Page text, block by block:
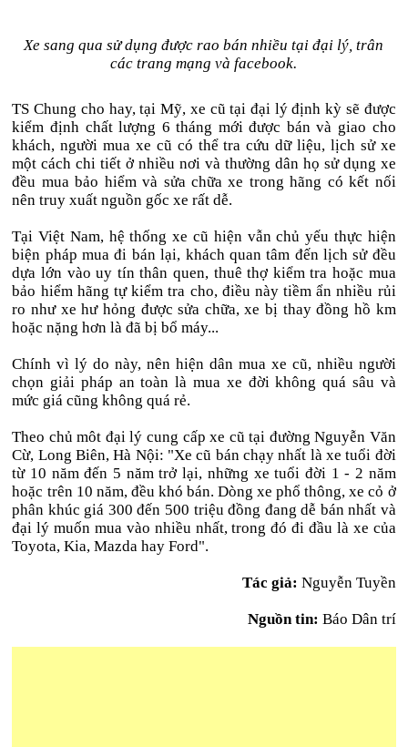
Xe sang qua sử dụng được rao bán nhiều tại đại lý, trân
các trang mạng và facebook.
TS Chung cho hay, tại Mỹ, xe cũ tại đại lý định kỳ sẽ được
kiểm định chất lượng 6 tháng mới được bán và giao cho
khách, người mua xe cũ có thể tra cứu dữ liệu, lịch sử xe
một cách chi tiết ở nhiều nơi và thường dân họ sử dụng xe
đều mua bảo hiểm và sửa chữa xe trong hãng có kết nối
nên truy xuất nguồn gốc xe rất dễ.
Tại Việt Nam, hệ thống xe cũ hiện vẫn chủ yếu thực hiện
biện pháp mua đi bán lại, khách quan tâm đến lịch sử đều
dựa lớn vào uy tín thân quen, thuê thợ kiểm tra hoặc mua
bảo hiểm hãng tự kiểm tra cho, điều này tiềm ẩn nhiều rủi
ro như xe hư hỏng được sửa chữa, xe bị thay đồng hồ km
hoặc nặng hơn là đã bị bổ máy...
Chính vì lý do này, nên hiện dân mua xe cũ, nhiều người
chọn giải pháp an toàn là mua xe đời không quá sâu và
mức giá cũng không quá rẻ.
Theo chủ môt đại lý cung cấp xe cũ tại đường Nguyễn Văn
Cừ, Long Biên, Hà Nội: "Xe cũ bán chạy nhất là xe tuổi đời
từ 10 năm đến 5 năm trở lại, những xe tuổi đời 1 - 2 năm
hoặc trên 10 năm, đều khó bán. Dòng xe phổ thông, xe cỏ ở
phân khúc giá 300 đến 500 triệu đồng đang dễ bán nhất và
đại lý muốn mua vào nhiều nhất, trong đó đi đầu là xe của
Toyota, Kia, Mazda hay Ford".
Tác giả: Nguyễn Tuyền
Nguồn tin: Báo Dân trí